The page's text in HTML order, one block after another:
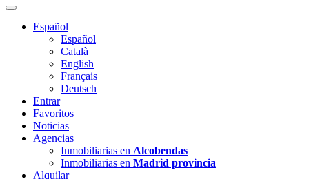
Español
Español
Català
English
Français
Deutsch
Entrar
Favoritos
Noticias
Agencias
Inmobiliarias en Alcobendas
Inmobiliarias en Madrid provincia
Alquilar